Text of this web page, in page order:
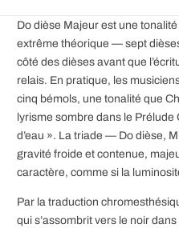
Do dièse Majeur est une
extrême théorique — sept
côté des dièses avant que
relais. En pratique, les
cinq bémols, une tonalité que
lyrisme sombre dans le Prélude
d’eau ». La triade — Do dièse,
gravité froide et contenue,
caractère, comme si la
Par la traduction
qui s’assombrit vers le noir